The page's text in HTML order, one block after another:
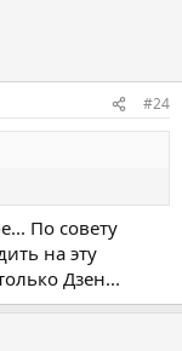
Вам
#24
По совету
на эту
Дзен...